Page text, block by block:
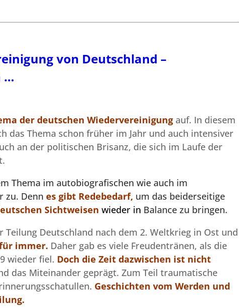
von Deutschland –
…
der deutschen Wiedervereinigung auf. In diesem
das Thema schon früher im Jahr und auch intensiver
an der politischen Brisanz, die sich im Laufe der
Thema im autobiografischen wie auch im
zu. Denn es gibt Redebedarf, um das beiderseitige
Sichtweisen wieder in Balance zu bringen.
Deutschland nach dem 2. Weltkrieg in Ost und
immer. Daher gab es viele Freudentränen, als die
wieder fiel. Doch die Zeit dazwischen ist nicht
das Miteinander geprägt. Zum Teil traumatische
Geschichten vom Werden und